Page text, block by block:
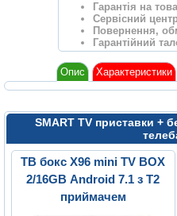
Гарантія на
Сервісний
Повернення,
Гарантійний
Опис Характеристики
SMART TV приставки +
ТВ бокс X96 mini TV BOX
2/16GB Android 7.1 з Т2
приймачем